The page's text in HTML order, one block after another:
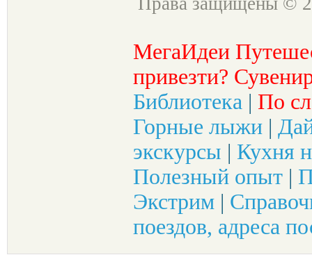
МегаИдеи
привезти?
Библиотека | По
Горные лыжи |
экскурсы | Кухня
Полезный опыт |
Экстрим |
поездов, адреса